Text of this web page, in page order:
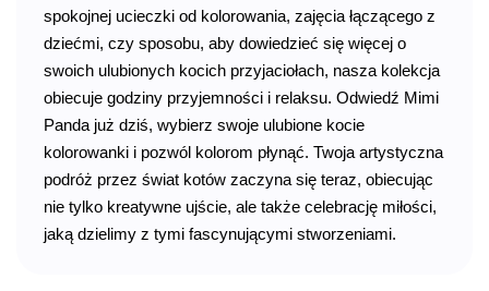
spokojnej ucieczki od kolorowania, zajęcia łączącego z
dziećmi, czy sposobu, aby dowiedzieć się więcej o
swoich ulubionych kocich przyjaciołach, nasza kolekcja
obiecuje godziny przyjemności i relaksu. Odwiedź Mimi
Panda już dziś, wybierz swoje ulubione kocie
kolorowanki i pozwól kolorom płynąć. Twoja artystyczna
podróż przez świat kotów zaczyna się teraz, obiecując
nie tylko kreatywne ujście, ale także celebrację miłości,
jaką dzielimy z tymi fascynującymi stworzeniami.